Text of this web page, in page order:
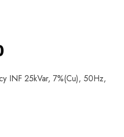
INF 25kVar, 7%(Cu), 50Hz,